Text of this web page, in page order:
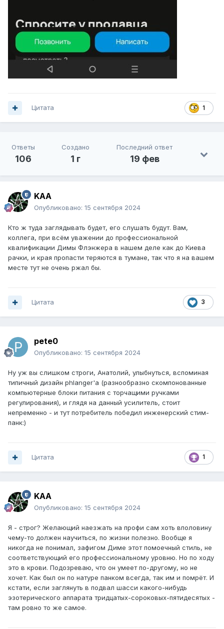
1
Цитата
Ответы
106
Создано
1 г
Последний ответ
19 фев
KAA
Опубликовано: 15 сентября 2024
Кто ж туда заглядывать будет, его слушать будут. Вам,
коллега, при всём уважении до профессиональной
квалификации Димы Флэнжера в нашем деле как до Киева
рачки, и края пропасти теряются в тумане, так что я на вашем
месте тут не очень ржал бы.
3
Цитата
pete0
Опубликовано: 15 сентября 2024
Ну уж вы слишком строги, Анатолий, улыбнуться, вспоминая
типичный дизайн phlanger'а (разнообразно скомпонованные
компьютерные блоки питания с торчащими ручками
регулирования), и глядя на данный усилитель, стоит
непременно - и тут потребитель победил инженерский стим-
панк:)
1
Цитата
KAA
Опубликовано: 15 сентября 2024
Я - строг? Желающий наезжать на профи сам хоть вполовину
чему-то должен научиться, по жизни полезно. Вообще я
никогда не понимал, зафигом Диме этот помоечный стиль, не
соответствующий его профессиональному уровню. Но по ходу
это в крови. Подозреваю, что он умеет по-другому, но не
хочет. Как был он по натуре панком всегда, так им и помрёт. И
кстати, если заглянуть в подвал шасси какого-нибудь
эзотерического аппарата тридцатых-сороковых-пятидесятых -
там ровно то же самое.